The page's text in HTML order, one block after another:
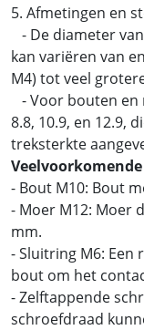
5. Afmetingen en
- De diameter
kan variëren van
M4) tot veel
- Voor bouten en
8.8, 10.9, en 12.9,
treksterkte
- Bout M10: Bout
- Moer M12: Moer
mm.
- Sluitring M6:
bout om het
- Zelftappende
schroefdraad